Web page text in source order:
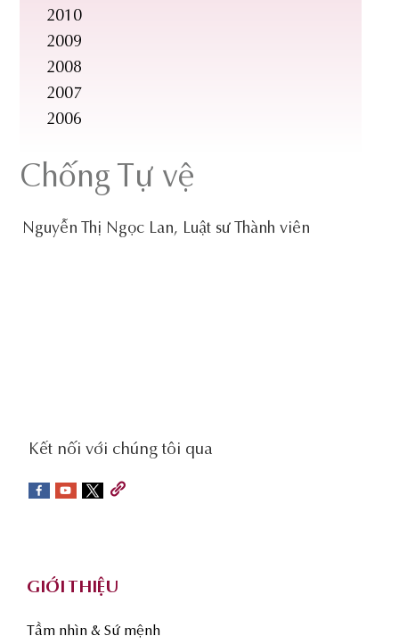
2010
2009
2008
2007
2006
Chống Tự vệ
Nguyễn Thị Ngọc Lan, Luật sư Thành viên
social-
sidebar
Kết nối với chúng tôi qua
GIỚI THIỆU
Tầm nhìn & Sứ mệnh